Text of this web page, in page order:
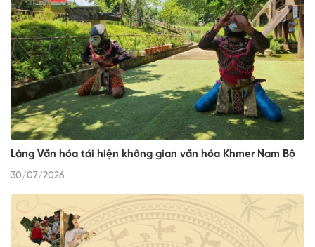
Làng Văn hóa tái hiện không gian văn hóa Khmer Nam Bộ
30/07/2026